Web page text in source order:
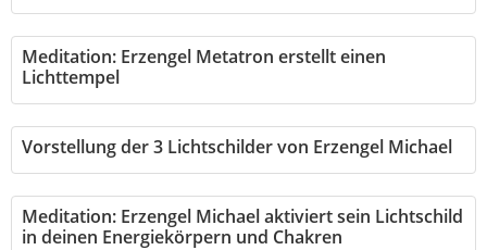
Meditation: Erzengel Metatron erstellt einen
Lichttempel
Vorstellung der 3 Lichtschilder von Erzengel Michael
Meditation: Erzengel Michael aktiviert sein Lichtschild
in deinen Energiekörpern und Chakren